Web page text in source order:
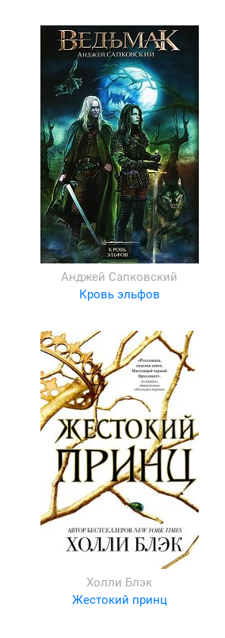
Анджей Сапковский
Кровь эльфов
Холли Блэк
Жестокий принц